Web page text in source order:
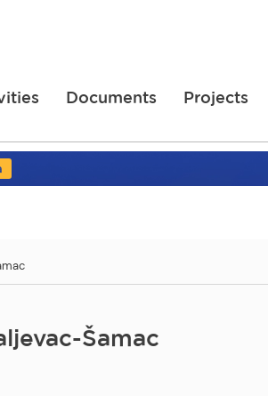
Documents Projects
Šamac